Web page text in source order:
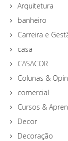
Arquitetura
banheiro
Carreira e
casa
CASACOR
Colunas &
comercial
Cursos &
Decor
Decoração